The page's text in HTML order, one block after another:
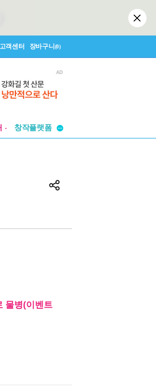
고객센터 장바구니(0)
창작플랫폼
물병(이벤트